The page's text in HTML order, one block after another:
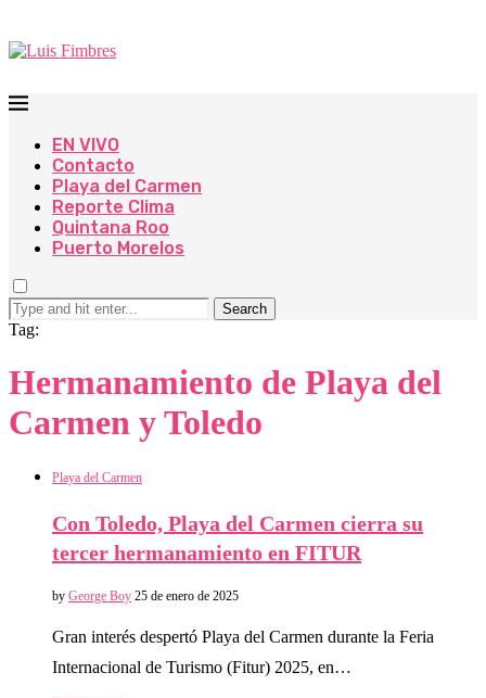
EN VIVO
Contacto
Playa del Carmen
Reporte Clima
Quintana Roo
Puerto Morelos
Search
Tag:
Hermanamiento de Playa del
Carmen y Toledo
Playa del Carmen
Con Toledo, Playa del Carmen cierra su
tercer hermanamiento en FITUR
by George Boy 25 de enero de 2025
Gran interés despertó Playa del Carmen durante la Feria
Internacional de Turismo (Fitur) 2025, en…